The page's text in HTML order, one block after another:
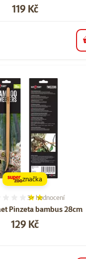
Cena
119 Kč
Pinzeta bambus 28cm
Hodnocení 40%,
3× hodnocení
Cena
129 Kč
značka